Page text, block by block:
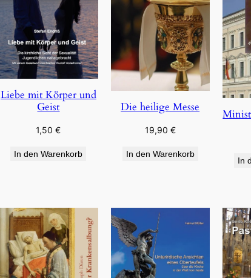
Liebe mit Körper und
Geist
1,50€
In den Warenkorb
Die heilige Messe
19,90 €
In den Warenkorb
In